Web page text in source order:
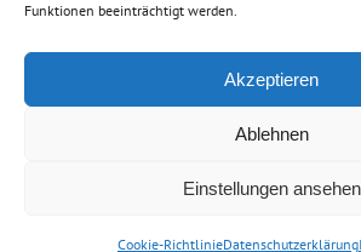
Funktionen beeinträchtigt werden.
Akzeptieren
Ablehnen
Einstellungen ansehen
Cookie-RichtlinieDatenschutzerklärung
Datenschutzerklärung
Informationspflichten
Impressum